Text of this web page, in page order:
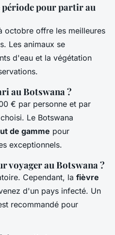
pour partir au
octobre offre les meilleures
Les animaux se
d'eau et la végétation
au Botswana ?
€ par personne et par
Le Botswana
de gamme pour
exceptionnels.
voyager au Botswana ?
Cependant, la fièvre
d'un pays infecté. Un
recommandé pour